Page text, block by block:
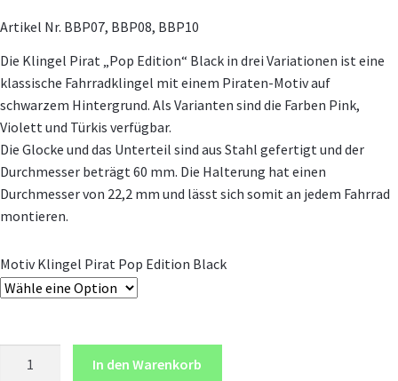
Artikel Nr. BBP07, BBP08, BBP10
Die Klingel Pirat „Pop Edition“ Black in drei Variationen ist eine
klassische Fahrradklingel mit einem Piraten-Motiv auf
schwarzem Hintergrund. Als Varianten sind die Farben Pink,
Violett und Türkis verfügbar.
Die Glocke und das Unterteil sind aus Stahl gefertigt und der
Durchmesser beträgt 60 mm. Die Halterung hat einen
Durchmesser von 22,2 mm und lässt sich somit an jedem Fahrrad
montieren.
Motiv Klingel Pirat Pop Edition Black
In den Warenkorb